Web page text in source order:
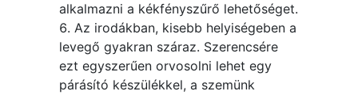
alkalmazni a kékfényszűrő lehetőséget.
Az irodákban, kisebb helyiségeben a
levegő gyakran száraz. Szerencsére
ezt egyszerűen orvosolni lehet egy
párásító készülékkel, a szemünk